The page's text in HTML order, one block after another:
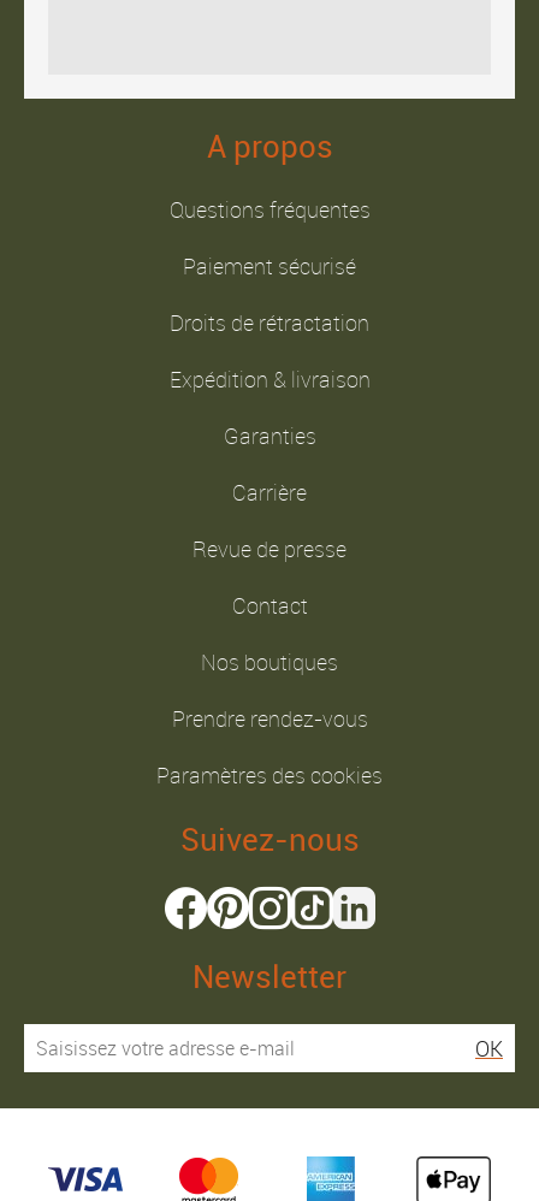
A propos
Questions fréquentes
Paiement sécurisé
Droits de rétractation
Expédition & livraison
Garanties
Carrière
Revue de presse
Contact
Nos boutiques
Prendre rendez-vous
Paramètres des cookies
Suivez-nous
Newsletter
OK